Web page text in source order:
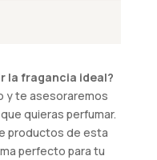
la fragancia ideal?
y te asesoraremos
quieras perfumar.
productos de esta
perfecto para tu